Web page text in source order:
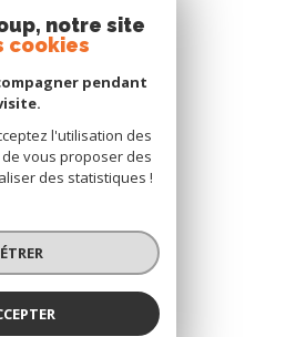
notre site
cookies
pendant
l'utilisation des
vous proposer des
des statistiques !